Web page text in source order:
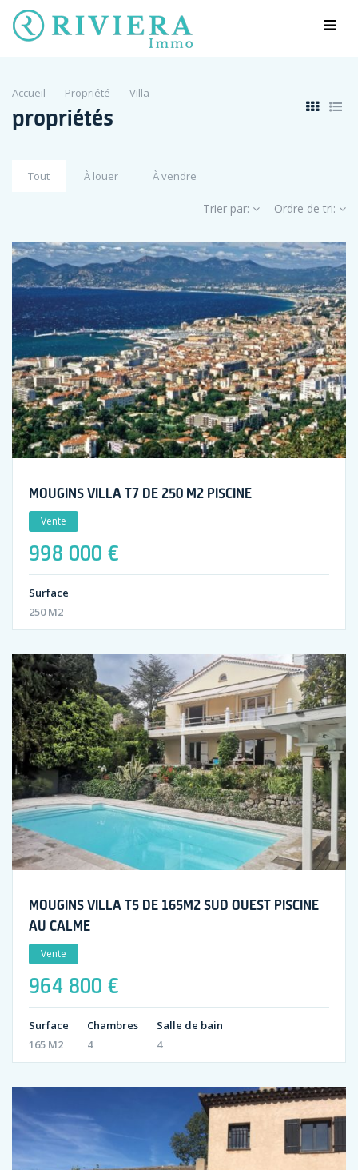
Accueil Propriété Villa
propriétés
Tout À louer À vendre
Trier par: Ordre de tri:
MOUGINS VILLA T7 DE 250 M2 PISCINE
Vente
998 000 €
Surface
250 M2
MOUGINS VILLA T5 DE 165M2 SUD OUEST PISCINE
AU CALME
Vente
964 800 €
Surface
165 M2
Chambres
4
Salle de bain
4